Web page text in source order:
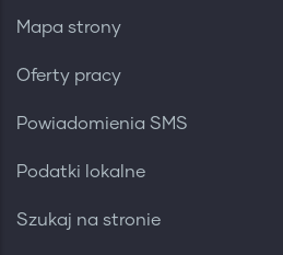
Mapa strony
Oferty pracy
Powiadomienia SMS
Podatki lokalne
Szukaj na stronie